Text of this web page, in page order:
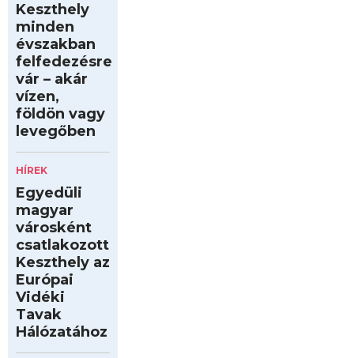
Keszthely
minden
évszakban
felfedezésre
vár – akár
vízen,
földön vagy
levegőben
HÍREK
Egyedüli
magyar
városként
csatlakozott
Keszthely az
Európai
Vidéki
Tavak
Hálózatához